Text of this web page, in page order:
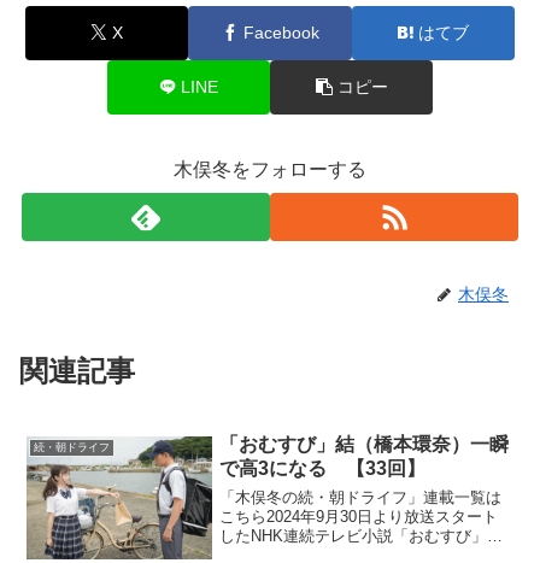
X Facebook はてブ
LINE コピー
木俣冬をフォローする
木俣冬
関連記事
続・朝ドライフ
「おむすび」結（橋本環奈）一瞬
で高3になる 【33回】
「木俣冬の続・朝ドライフ」連載一覧は
こちら2024年9月30日より放送スタート
したNHK連続テレビ小説「おむすび」。